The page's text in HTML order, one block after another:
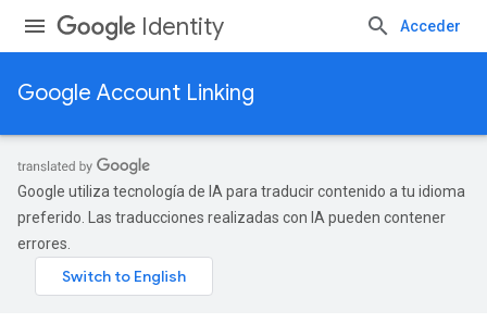
Identity Acceder
Google Account Linking
Google utiliza tecnología de IA para traducir contenido a tu idioma
preferido. Las traducciones realizadas con IA pueden contener
errores.